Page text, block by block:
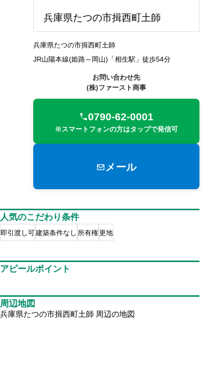
兵庫県たつの市揖西町土師
兵庫県たつの市揖西町土師
JR山陽本線(姫路～岡山)「相生駅」徒歩54分
お問い合わせ先
(株)ファースト商事
0790-62-0001
※スマートフォンの方はタップで発信可
メール
人気のこだわり条件
即引渡し可建築条件なし 所有権更地
アピールポイント
周辺地図
兵庫県たつの市揖西町土師 周辺の地図